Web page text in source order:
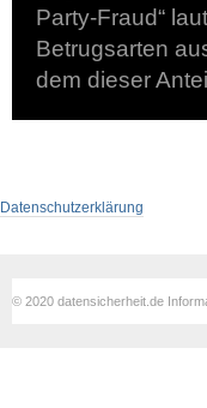
Party-Fraud“
Betrugsarten
dem dieser
Datenschutzerklärung
© 2020 datensicherheit.de